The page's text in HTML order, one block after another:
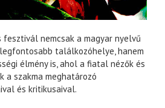
fesztivál nemcsak a magyar nyelvű
találkozóhelye, hanem
élmény is, ahol a fiatal nézők és
szakma meghatározó
és kritikusaival.